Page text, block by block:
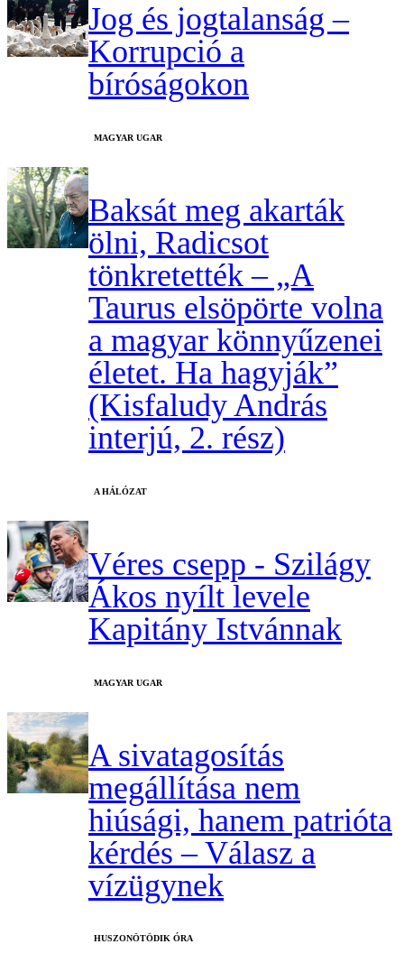
Jog és jogtalanság –
Korrupció a
bíróságokon
MAGYAR UGAR
Baksát meg akarták
ölni, Radicsot
tönkretették – „A
Taurus elsöpörte volna
a magyar könnyűzenei
életet. Ha hagyják”
(Kisfaludy András
interjú, 2. rész)
A HÁLÓZAT
Véres csepp - Szilágy
Ákos nyílt levele
Kapitány Istvánnak
MAGYAR UGAR
A sivatagosítás
megállítása nem
hiúsági, hanem patrióta
kérdés – Válasz a
vízügynek
HUSZONÖTÖDIK ÓRA